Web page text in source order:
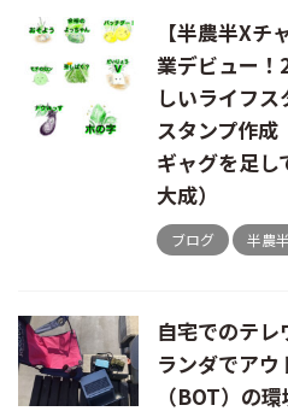
【半農半X
業デビュー
しいライフ
スタンプ作成
ギャグを足し
大成）
ブログ 半農
自宅でのテ
ランダでアウ
（BOT）の